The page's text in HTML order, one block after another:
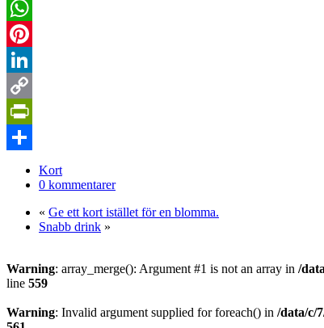
Twitter
WhatsApp
Pinterest
LinkedIn
Copy
Link
PrintFriendly
Kort
0 kommentarer
« Ge ett kort istället för en blomma.
Snabb drink »
Warning: array_merge(): Argument #1 is not an array in /
line 559
Warning: Invalid argument supplied for foreach() in /data/c/